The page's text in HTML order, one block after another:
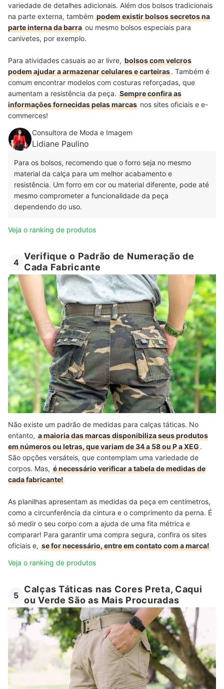
variedade de detalhes adicionais. Além dos bolsos tradicionais
na parte externa, também podem existir bolsos secretos na
parte interna da barra ou mesmo bolsos especiais para
canivetes, por exemplo.
Para atividades casuais ao ar livre, bolsos com velcros
podem ajudar a armazenar celulares e carteiras. Também é
comum encontrar modelos com costuras reforçadas, que
aumentam a resistência da peça. Sempre confira as
informações fornecidas pelas marcas nos sites oficiais e e-
commerces!
Consultora de Moda e Imagem
Lidiane Paulino
Para os bolsos, recomendo que o forro seja no mesmo
material da calça para um melhor acabamento e
resistência. Um forro em cor ou material diferente, pode até
mesmo comprometer a funcionalidade da peça
dependendo do uso.
Veja o ranking de produtos
4
Verifique o Padrão de Numeração de
Cada Fabricante
Não existe um padrão de medidas para calças táticas. No
entanto, a maioria das marcas disponibiliza seus produtos
em números ou letras, que variam de 34 a 58 ou P a XEG.
São opções versáteis, que contemplam uma variedade de
corpos. Mas, é necessário verificar a tabela de medidas de
cada fabricante!
As planilhas apresentam as medidas da peça em centímetros,
como a circunferência da cintura e o comprimento da perna. É
só medir o seu corpo com a ajuda de uma fita métrica e
comparar! Para garantir uma compra segura, confira os sites
oficiais e, se for necessário, entre em contato com a marca!
Veja o ranking de produtos
5
Calças Táticas nas Cores Preta, Caqui
ou Verde São as Mais Procuradas